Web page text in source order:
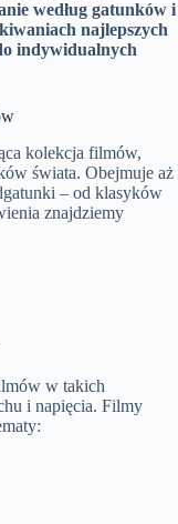
według gatunków i
najlepszych
indywidualnych
kolekcja filmów,
świata. Obejmuje aż
– od klasyków
znajdziemy
w takich
i napięcia. Filmy